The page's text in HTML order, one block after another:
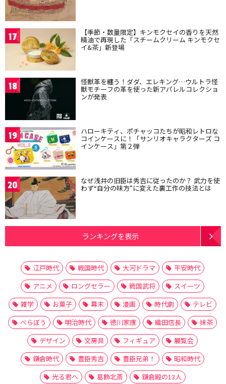
17 【季節・数量限定】キンモクセイの香りを天然
精油で再現した「スチームクリーム キンモクセ
イ&茶」新登場
18 怪獣革を纏う！ダダ、エレキング…ウルトラ怪
獣モチーフの革を使った新アパレルコレクショ
ンが発表
19 ハローキティ、ポチャッコたちが昭和レトロな
コインケースに！「サンリオキャラクターズ コ
インケース」第２弾
20 なぜ浅井の旧臣は秀吉に従ったのか？ 武力を使
わず“自分の味方”に変えた裏工作の技法とは
ランキングを表示
江戸時代 戦国時代 大河ドラマ
平安時代
アニメ
ロングセラー 戦国武将
スイーツ
雑学
お菓子 幕末 漫画 時代劇
テレビ
べらぼう
明治時代 徳川家康 織田信長
抹茶
デザイン
文房具 フィギュア
展覧会
鎌倉時代
豊臣秀吉 豊臣兄弟！
昭和時代
光る君へ
葛飾北斎 鎌倉殿の13人